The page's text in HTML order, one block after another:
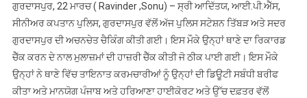
ਥਾਣਿਆਂ
ਦੀ
ਅਚਨਚੇਤ
ਚੈਕਿੰਗ
ਕੀਤੀ
ਗੁਰਦਾਸਪੁਰ, 22 ਮਾਰਚ ( Ravinder ,Sonu) – ਸ੍ਰੀ ਆਦਿੱਤਯ, ਆਈ.ਪੀ.ਐੱਸ,
ਸੀਨੀਅਰ ਕਪਤਾਨ ਪੁਲਿਸ, ਗੁਰਦਾਸਪੁਰ ਵੱਲੋਂ ਅੱਜ ਪੁਲਿਸ ਸਟੇਸ਼ਨ ਤਿੱਬੜ ਅਤੇ ਸਦਰ
ਗੁਰਦਾਸਪੁਰ ਦੀ ਅਚਨਚੇਤ ਚੈਕਿੰਗ ਕੀਤੀ ਗਈ। ਇਸ ਮੌਕੇ ਉਨ੍ਹਾਂ ਥਾਣੇ ਦਾ ਰਿਕਾਰਡ
ਚੈੱਕ ਕਰਨ ਦੇ ਨਾਲ ਮੁਲਾਜ਼ਮਾਂ ਦੀ ਹਾਜ਼ਰੀ ਚੈੱਕ ਕੀਤੀ ਜੋ ਠੀਕ ਪਾਈ ਗਈ। ਇਸ ਮੌਕੇ
ਉਨ੍ਹਾਂ ਨੇ ਥਾਣੇ ਵਿੱਚ ਤਾਇਨਾਤ ਕਰਮਚਾਰੀਆਂ ਨੂੰ ਉਨ੍ਹਾਂ ਦੀ ਡਿਊਟੀ ਸਬੰਧੀ ਬਰੀਫ
ਕੀਤਾ ਅਤੇ ਮਾਨਯੋਗ ਪੰਜਾਬ ਅਤੇ ਹਰਿਆਣਾ ਹਾਈਕੋਰਟ ਅਤੇ ਉੱਚ ਦਫ਼ਤਰ ਵੱਲੋਂ